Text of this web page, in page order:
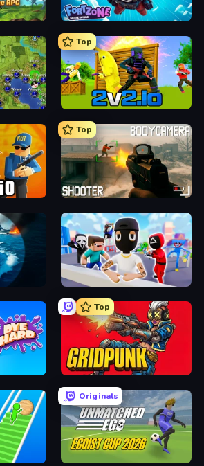
Firestone – Idle Clicker Online RPG Fortzone Battle Royale
Top
Top
BodyCamera Shooter
Top
Gridpunk - 3v3 Battle Royale
Originals